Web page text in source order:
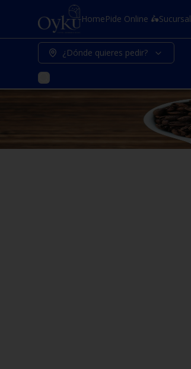
HomePide Online 🛵Sucursal
¿Dónde quieres pedir?